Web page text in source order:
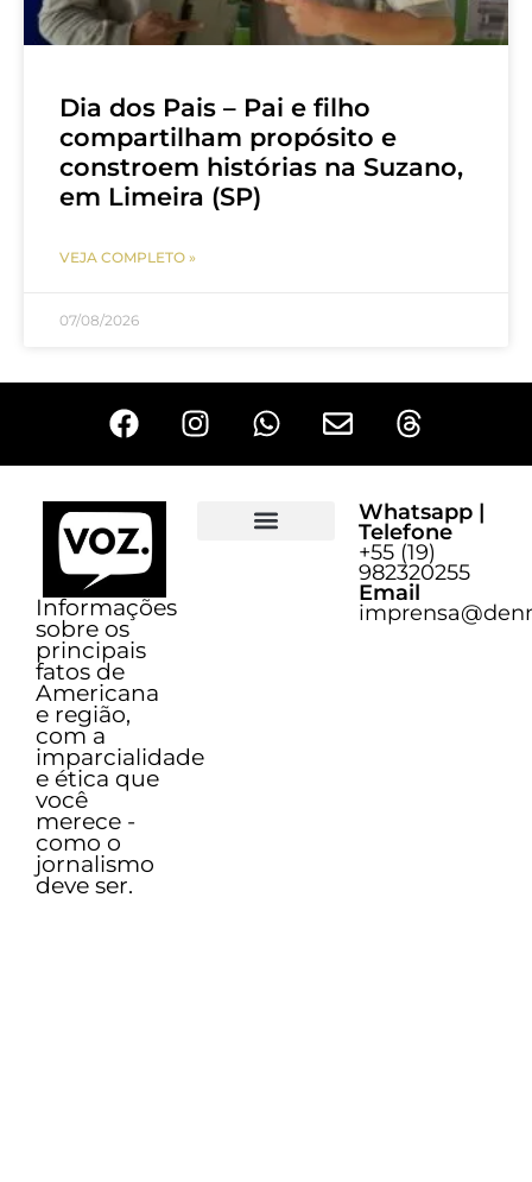
Dia dos Pais – Pai e filho
compartilham propósito e
constroem histórias na Suzano,
em Limeira (SP)
VEJA COMPLETO »
07/08/2026
Informações
sobre os
principais
fatos de
Americana
e região,
com a
imparcialidade
e ética que
você
merece -
como o
jornalismo
deve ser.
Whatsapp |
Telefone
+55 (19)
982320255
Email